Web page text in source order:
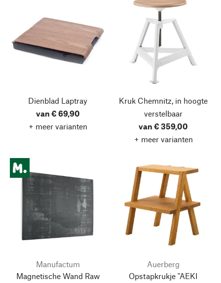
Dienblad Laptray
van € 69,90
+ meer varianten
Kruk Chemnitz, in hoogte
verstelbaar
van € 359,00
+ meer varianten
Manufactum
Magnetische Wand Raw
Auerberg
Opstapkrukje "AEKI